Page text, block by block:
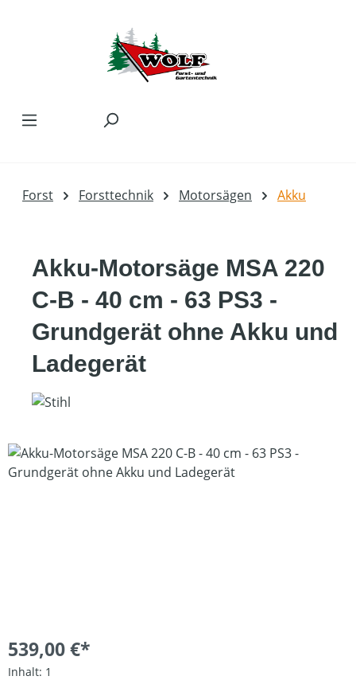
Forst Forsttechnik Motorsägen Akku
Akku-Motorsäge MSA 220
C-B - 40 cm - 63 PS3 -
Grundgerät ohne Akku und
Ladegerät
Bildergalerie überspringen
539,00 €*
Inhalt: 1